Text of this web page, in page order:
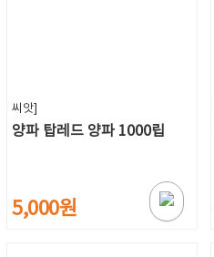
씨앗]
양파 탑레드 양파 1000립
5,000원